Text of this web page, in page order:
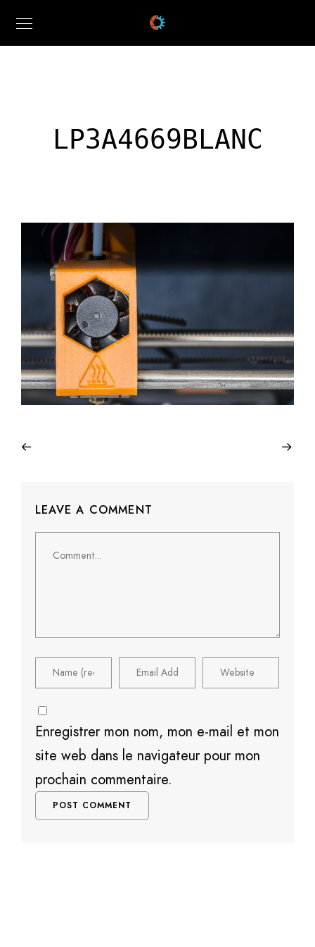
LP3A4669BLANC
LEAVE A COMMENT
Enregistrer mon nom, mon e-mail et mon
site web dans le navigateur pour mon
prochain commentaire.